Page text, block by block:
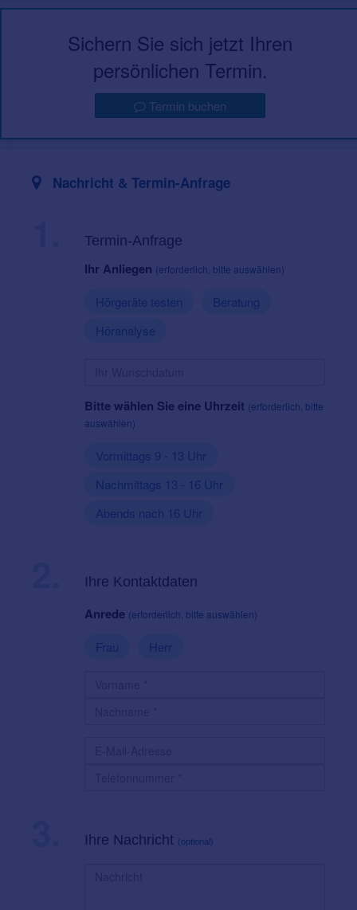
Sichern Sie sich jetzt Ihren
persönlichen Termin.
Termin buchen
Nachricht & Termin-Anfrage
Termin-Anfrage
Ihr Anliegen (erforderlich, bitte auswählen)
Hörgeräte testen
Beratung
Höranalyse
Bitte wählen Sie eine Uhrzeit (erforderlich, bitte
auswählen)
Vormittags 9 - 13 Uhr
Nachmittags 13 - 16 Uhr
Abends nach 16 Uhr
Ihre Kontaktdaten
Anrede (erforderlich, bitte auswählen)
Frau Herr
Ihre Nachricht (optional)